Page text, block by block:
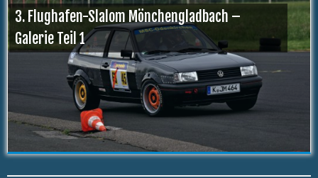
3. Flughafen-Slalom Mönchengladbach –
Galerie Teil 1